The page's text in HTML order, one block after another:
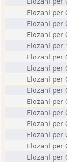
Elozahl per
Elozahl per
Elozahl per
Elozahl per
Elozahl per
Elozahl per
Elozahl per
Elozahl per
Elozahl per
Elozahl per
Elozahl per
Elozahl per
Elozahl per
Elozahl per